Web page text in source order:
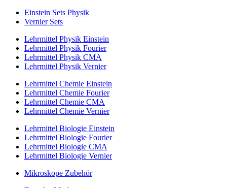
Einstein Sets Physik
Vernier Sets
Lehrmittel Physik Einstein
Lehrmittel Physik Fourier
Lehrmittel Physik CMA
Lehrmittel Physik Vernier
Lehrmittel Chemie Einstein
Lehrmittel Chemie Fourier
Lehrmittel Chemie CMA
Lehrmittel Chemie Vernier
Lehrmittel Biologie Einstein
Lehrmittel Biologie Fourier
Lehrmittel Biologie CMA
Lehrmittel Biologie Vernier
Mikroskope Zubehör